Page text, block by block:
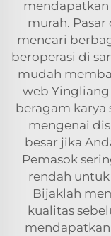
mendapatkan
murah.
mencari
beroperasi di
mudah
web Yingliang
beragam karya
mengenai
besar jika
Pemasok
rendah
Bijaklah
kualitas
mendapatkan